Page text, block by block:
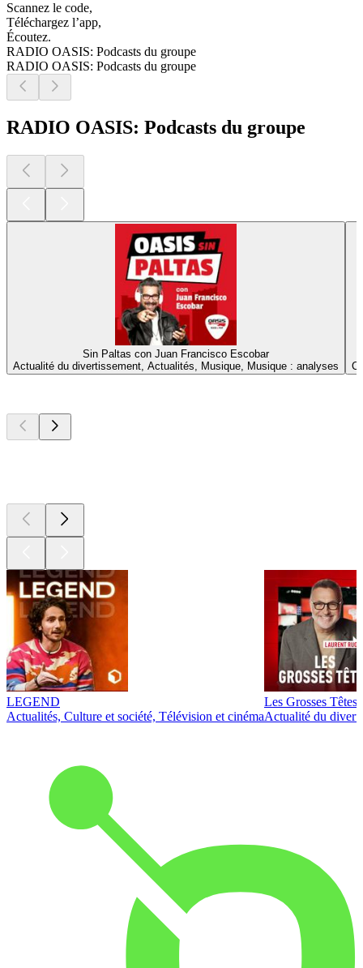
Scannez le code,
Téléchargez l’app,
Écoutez.
RADIO OASIS: Podcasts du groupe
RADIO OASIS: Podcasts du groupe
RADIO OASIS: Podcasts du groupe
Sin Paltas con Juan Francisco Escobar
Actualité du divertissement, Actualités, Musique, Musique : analyses
LEGEND
Actualités, Culture et société, Télévision et cinéma
Les Grosses Têtes
Actualité du